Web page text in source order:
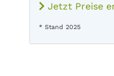
Jetzt Preise
* Stand 2025